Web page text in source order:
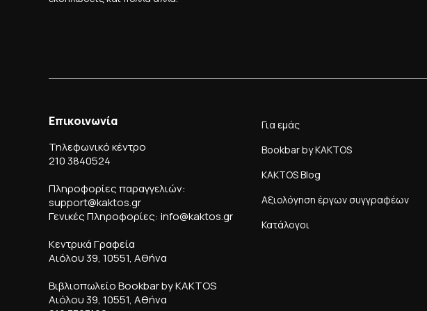
Επικοινωνία
Τηλεφωνικό κέντρο
210 3840524
Πληροφορίες παραγγελιών:
support@kaktos.gr
Γενικές Πληροφορίες: info@kaktos.gr
Κεντρικά Γραφεία
Αιόλου 39, 10551, Αθήνα
Βιβλιοπωλείο Bookbar by KAKTOS
Αιόλου 39, 10551, Αθήνα
Για εμάς
Bookbar by KAKTOS
KAKTOS Blog
Αξιολόγηση έργων συγγραφέων
Κατάλογοι